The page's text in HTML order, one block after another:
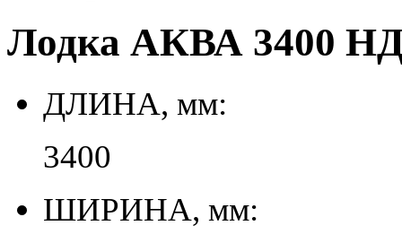
Лодка АКВА 3400
ДЛИНА, мм:
3400
ШИРИНА, мм: